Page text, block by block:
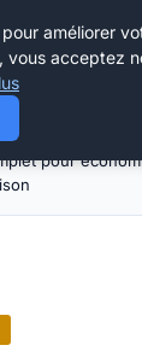
eau de
pour
améliorer
vous acceptez